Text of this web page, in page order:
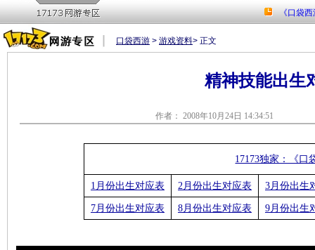
口袋西游 > 游戏资料> 正文
精神技能出生
作者： 2008年10月24日
17173独家：《
1月份出生对应表 2月份出生对应表 3月份出生
7月份出生对应表 8月份出生对应表 9月份出生